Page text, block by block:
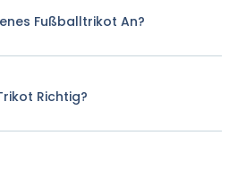
Fußballtrikot An?
Richtig?